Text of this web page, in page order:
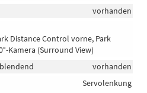
vorhanden
Distance Control vorne, Park
Kamera (Surround View)
vorhanden
Servolenkung